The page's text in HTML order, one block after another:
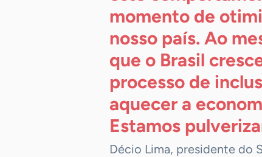
momento de
nosso país. Ao
que o Brasil
processo de
aquecer a
Estamos
Décio Lima, presidente do